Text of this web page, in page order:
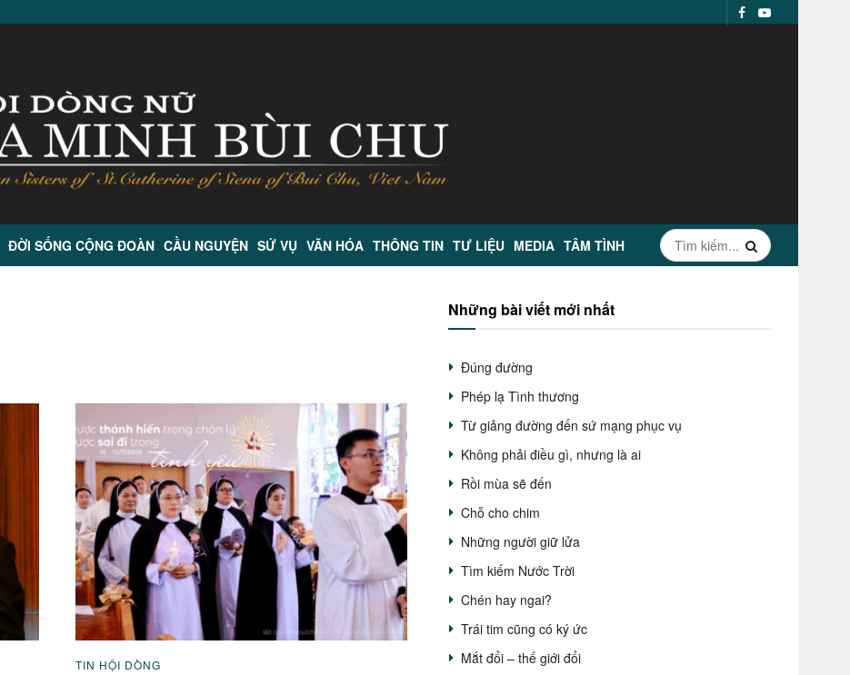
ĐỜI SỐNG CỘNG ĐOÀN CẦU NGUYỆN SỨ VỤ VĂN HÓA THÔNG TIN TƯ LIỆU MEDIA TÂM TÌNH
TIN HỘI DÒNG
Những bài viết mới nhất
Đúng đường
Phép lạ Tình thương
Từ giảng đường đến sứ mạng phục vụ
Không phải điều gì, nhưng là ai
Rồi mùa sẽ đến
Chỗ cho chim
Những người giữ lửa
Tìm kiếm Nước Trời
Chén hay ngai?
Trái tim cũng có ký ức
Mắt đổi – thế giới đổi